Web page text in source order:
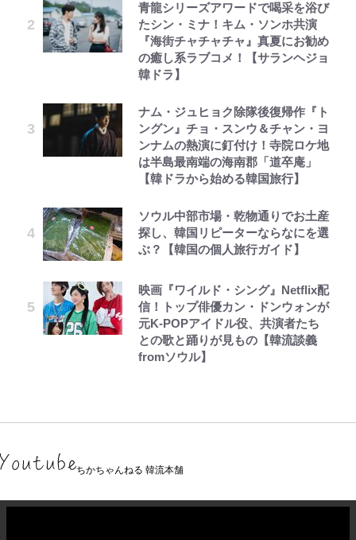
青龍シリーズアワードで喝采を浴び
たシン・ミナ！キム・ソンホ共演
『海街チャチャチャ』真夏にお勧め
の癒し系ラブコメ！【サランヘジョ
韓ドラ】
ナム・ジュヒョク除隊後復帰作『ト
ングン』チョ・スンウ＆チャン・ヨ
ンナムの熱演に釘付け！寺院ロケ地
は半島最南端の海南郡「道卒庵」
【韓ドラから始める韓国旅行】
ソウル中部市場・乾物通りでお土産
探し、韓国リピーターならなにを選
ぶ？【韓国の個人旅行ガイド】
映画『ワイルド・シング』Netflix配
信！トップ俳優カン・ドンウォンが
元K-POPアイドル役、共演者たち
との歌と踊りが見もの【韓流談義
fromソウル】
ちかちゃんねる 韓流本舗